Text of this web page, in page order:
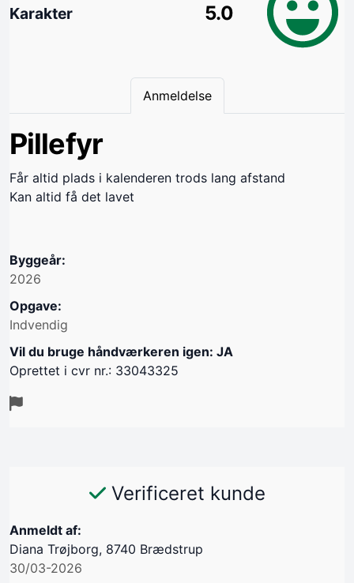
Karakter 5.0
Anmeldelse
Pillefyr
Får altid plads i kalenderen trods lang afstand
Kan altid få det lavet
Byggeår:
2026
Opgave:
Indvendig
Vil du bruge håndværkeren igen: JA
Oprettet i cvr nr.: 33043325
Verificeret kunde
Anmeldt af:
Diana Trøjborg, 8740 Brædstrup
30/03-2026